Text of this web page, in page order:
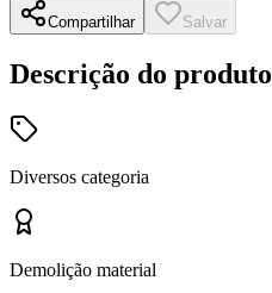
Compartilhar Salvar
Descrição do produto
Diversos categoria
Demolição material